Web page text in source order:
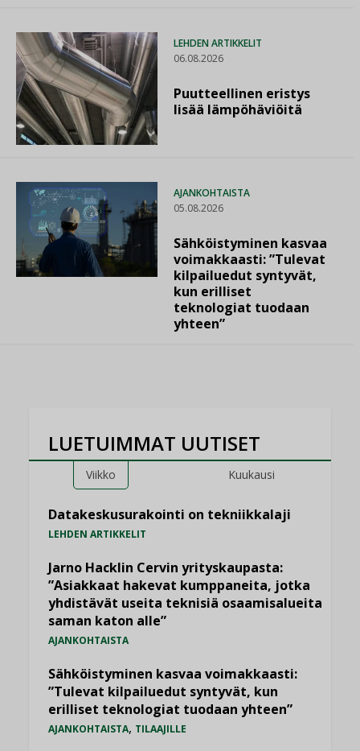
LEHDEN ARTIKKELIT
06.08.2026
Puutteellinen eristys
lisää lämpöhäviöitä
AJANKOHTAISTA
05.08.2026
Sähköistyminen kasvaa
voimakkaasti: ”Tulevat
kilpailuedut syntyvät,
kun erilliset
teknologiat tuodaan
yhteen”
LUETUIMMAT UUTISET
Viikko Kuukausi
Datakeskusurakointi on tekniikkalaji
LEHDEN ARTIKKELIT
Jarno Hacklin Cervin yrityskaupasta:
”Asiakkaat hakevat kumppaneita, jotka
yhdistävät useita teknisiä osaamisalueita
saman katon alle”
AJANKOHTAISTA
Sähköistyminen kasvaa voimakkaasti:
”Tulevat kilpailuedut syntyvät, kun
erilliset teknologiat tuodaan yhteen”
AJANKOHTAISTA, TILAAJILLE